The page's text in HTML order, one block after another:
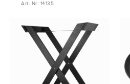
Art. Nr: 14135